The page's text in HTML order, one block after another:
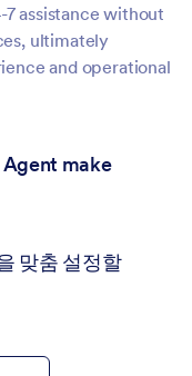
assistance without
ultimately
and operational
make
맞춤 설정할